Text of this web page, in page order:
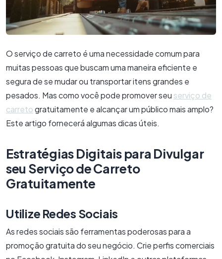
O serviço de carreto é uma necessidade comum para
muitas pessoas que buscam uma maneira eficiente e
segura de se mudar ou transportar itens grandes e
pesados. Mas como você pode promover seu serviço de
carretogratuitamente e alcançar um público mais amplo?
Este artigo fornecerá algumas dicas úteis.
Estratégias Digitais para Divulgar
seu Serviço de Carreto
Gratuitamente
Utilize Redes Sociais
As redes sociais são ferramentas poderosas para a
promoção gratuita do seu negócio. Crie perfis comerciais